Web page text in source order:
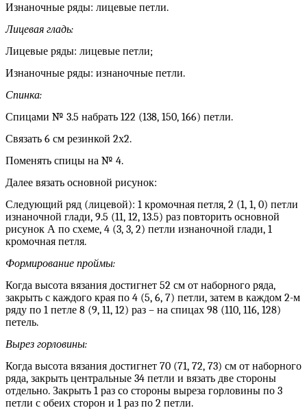
Изнаночные ряды: лицевые петли.
Лицевая гладь:
Лицевые ряды: лицевые петли;
Изнаночные ряды: изнаночные петли.
Спинка:
Спицами № 3.5 набрать 122 (138, 150, 166) петли.
Связать 6 см резинкой 2х2.
Поменять спицы на № 4.
Далее вязать основной рисунок:
Следующий ряд (лицевой): 1 кромочная петля, 2 (1, 1, 0) петли
изнаночной глади, 9.5 (11, 12, 13.5) раз повторить основной
рисунок А по схеме, 4 (3, 3, 2) петли изнаночной глади, 1
кромочная петля.
Формирование проймы:
Когда высота вязания достигнет 52 см от наборного ряда,
закрыть с каждого края по 4 (5, 6, 7) петли, затем в каждом 2-м
ряду по 1 петле 8 (9, 11, 12) раз – на спицах 98 (110, 116, 128)
петель.
Вырез горловины:
Когда высота вязания достигнет 70 (71, 72, 73) см от наборного
ряда, закрыть центральные 34 петли и вязать две стороны
отдельно. Закрыть 1 раз со стороны выреза горловины по 3
петли с обеих сторон и 1 раз по 2 петли.